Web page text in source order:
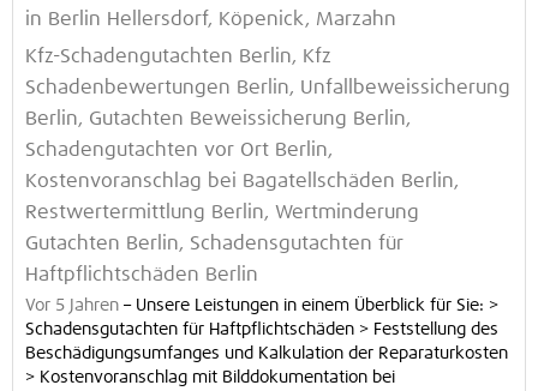
in Berlin Hellersdorf, Köpenick, Marzahn
Kfz-Schadengutachten Berlin, Kfz
Schadenbewertungen Berlin, Unfallbeweissicherung
Berlin, Gutachten Beweissicherung Berlin,
Schadengutachten vor Ort Berlin,
Kostenvoranschlag bei Bagatellschäden Berlin,
Restwertermittlung Berlin, Wertminderung
Gutachten Berlin, Schadensgutachten für
Haftpflichtschäden Berlin
Vor 5 Jahren – Unsere Leistungen in einem Überblick für Sie: >
Schadensgutachten für Haftpflichtschäden > Feststellung des
Beschädigungsumfanges und Kalkulation der Reparaturkosten
> Kostenvoranschlag mit Bilddokumentation bei